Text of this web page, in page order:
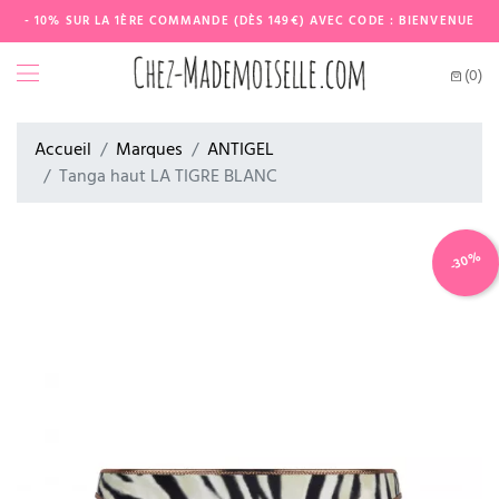
- 10% SUR LA 1ÈRE COMMANDE (DÈS 149€) AVEC CODE : BIENVENUE
(0)
Accueil Marques
ANTIGEL
Tanga haut LA TIGRE BLANC
-30%